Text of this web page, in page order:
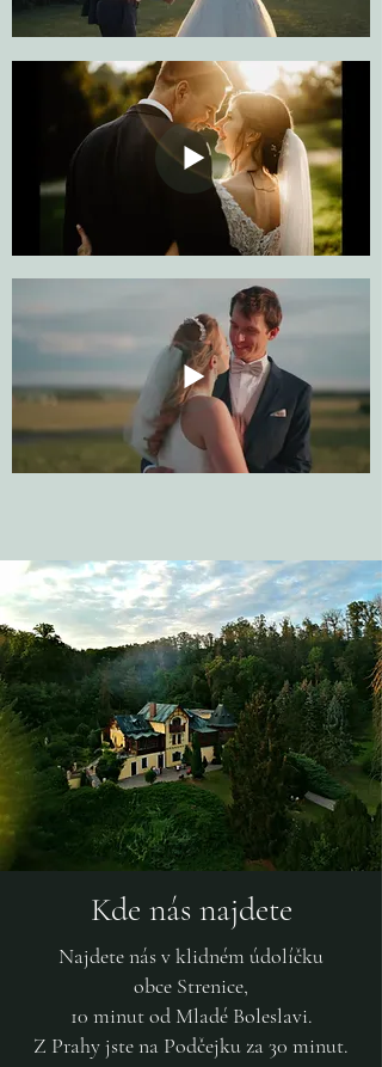
Kde nás najdete
Najdete nás v klidném údolíčku
obce Strenice,
10 minut od Mladé Boleslavi.
Z Prahy jste na Podčejku za 30 minut.